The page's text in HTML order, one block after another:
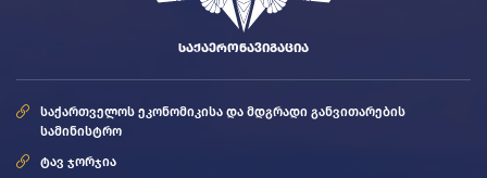
ᲡᲐᲥᲐᲔᲠᲝᲜᲐᲕᲘᲒᲐᲪᲘᲐ
საქართველოს ეკონომიკისა და მდგრადი განვითარების
სამინისტრო
ტავ ჯორჯია